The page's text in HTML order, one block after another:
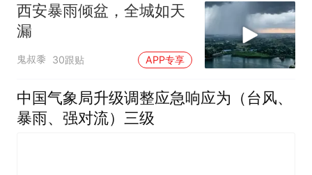
西安暴雨倾盆，全城如天
漏
鬼叔黍 30跟贴 APP专享
中国气象局升级调整应急响应为（台风、
暴雨、强对流）三级